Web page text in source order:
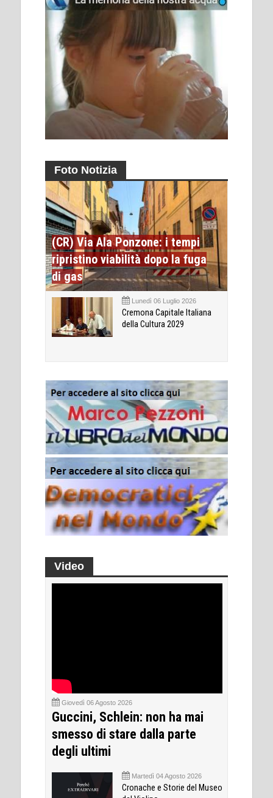
Foto Notizia
(CR) Via Ala Ponzone: i tempi
ripristino viabilità dopo la fuga
di gas
Lunedì 06 Luglio 2026
Cremona Capitale Italiana
della Cultura 2029
Video
Giovedì 06 Agosto 2026
Guccini, Schlein: non ha mai
smesso di stare dalla parte
degli ultimi
Martedì 04 Agosto 2026
Cronache e Storie del Museo